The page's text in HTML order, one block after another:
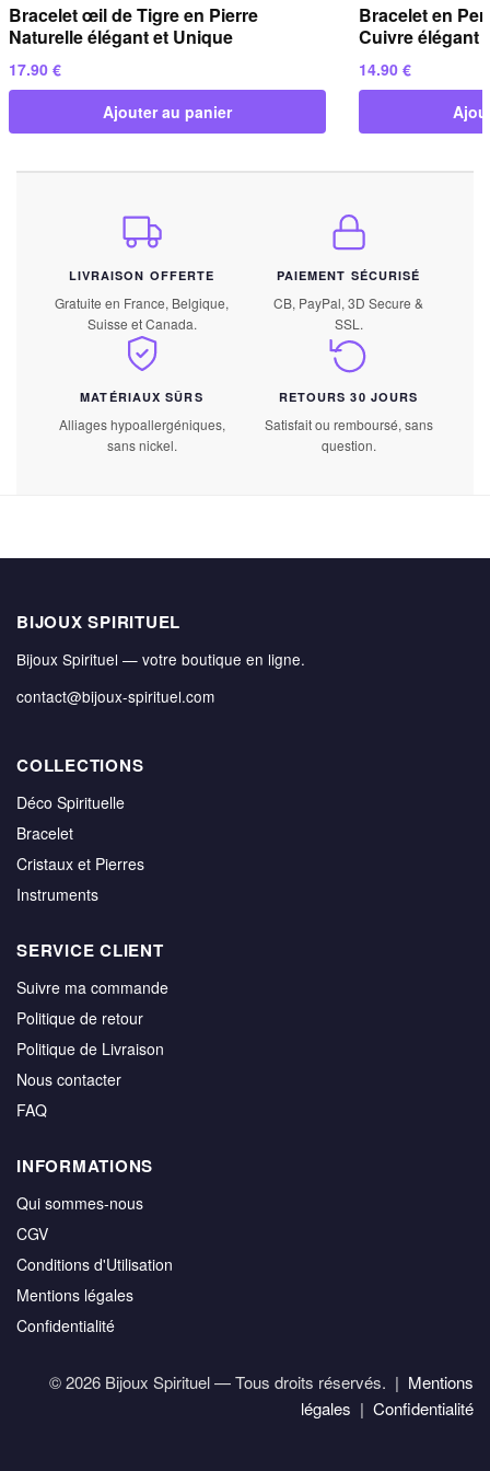
Bracelet œil de Tigre en Pierre
Naturelle élégant et Unique
17.90 €
Ajouter au panier
Bracelet en
Cuivre élégant
14.90 €
LIVRAISON OFFERTE
Gratuite en France, Belgique,
Suisse et Canada.
PAIEMENT SÉCURISÉ
CB, PayPal, 3D Secure &
SSL.
MATÉRIAUX SÛRS
Alliages hypoallergéniques,
sans nickel.
RETOURS 30 JOURS
Satisfait ou remboursé, sans
question.
BIJOUX SPIRITUEL
Bijoux Spirituel — votre boutique en ligne.
contact@bijoux-spirituel.com
COLLECTIONS
Déco Spirituelle
Bracelet
Cristaux et Pierres
Instruments
SERVICE CLIENT
Suivre ma commande
Politique de retour
Politique de Livraison
Nous contacter
FAQ
INFORMATIONS
Qui sommes-nous
CGV
Conditions d'Utilisation
Mentions légales
Confidentialité
© 2026 Bijoux Spirituel — Tous droits réservés. | Mentions
légales | Confidentialité